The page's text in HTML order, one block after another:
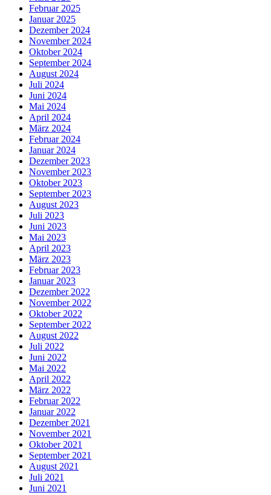
Februar 2025
Januar 2025
Dezember 2024
November 2024
Oktober 2024
September 2024
August 2024
Juli 2024
Juni 2024
Mai 2024
April 2024
März 2024
Februar 2024
Januar 2024
Dezember 2023
November 2023
Oktober 2023
September 2023
August 2023
Juli 2023
Juni 2023
Mai 2023
April 2023
März 2023
Februar 2023
Januar 2023
Dezember 2022
November 2022
Oktober 2022
September 2022
August 2022
Juli 2022
Juni 2022
Mai 2022
April 2022
März 2022
Februar 2022
Januar 2022
Dezember 2021
November 2021
Oktober 2021
September 2021
August 2021
Juli 2021
Juni 2021